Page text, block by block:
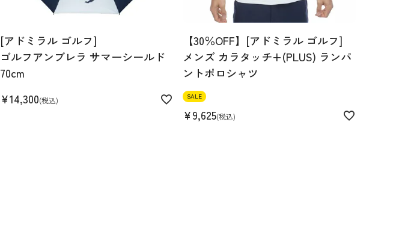
[アドミラル ゴルフ]
ゴルフアンブレラ サマーシールド
70cm
¥14,300 税込
【30％OFF】[アドミラル ゴルフ]
メンズ カラタッチ+(PLUS) ランパ
ントポロシャツ
SALE
¥9,625 税込